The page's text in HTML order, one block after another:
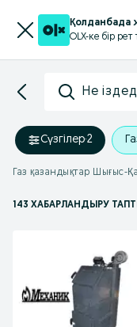
Қолданбада
OLX-ке бір рет
Не
Сүзгілер·2
Газ қазандықтар Шығыс-
143 ХАБАРЛАНДЫРУ